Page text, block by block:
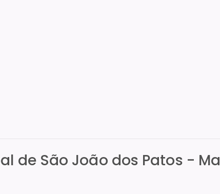
de São João dos Patos - Ma